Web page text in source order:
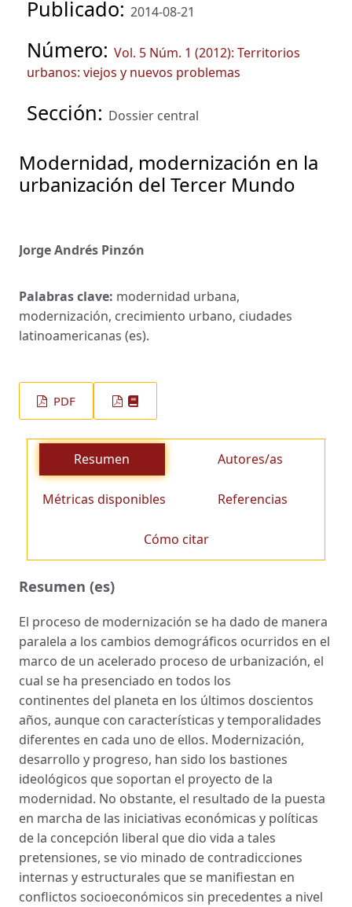
Publicado: 2014-08-21
Número: Vol. 5 Núm. 1 (2012): Territorios
urbanos: viejos y nuevos problemas
Sección: Dossier central
Modernidad, modernización en la
urbanización del Tercer Mundo
Jorge Andrés Pinzón
Palabras clave: modernidad urbana,
modernización, crecimiento urbano, ciudades
latinoamericanas (es).
PDF
Resumen Autores/as
Métricas disponibles Referencias
Cómo citar
Resumen (es)
El proceso de modernización se ha dado de manera
paralela a los cambios demográficos ocurridos en el
marco de un acelerado proceso de urbanización, el
cual se ha presenciado en todos los
continentes del planeta en los últimos doscientos
años, aunque con características y temporalidades
diferentes en cada uno de ellos. Modernización,
desarrollo y progreso, han sido los bastiones
ideológicos que soportan el proyecto de la
modernidad. No obstante, el resultado de la puesta
en marcha de las iniciativas económicas y políticas
de la concepción liberal que dio vida a tales
pretensiones, se vio minado de contradicciones
internas y estructurales que se manifiestan en
conflictos socioeconómicos sin precedentes a nivel